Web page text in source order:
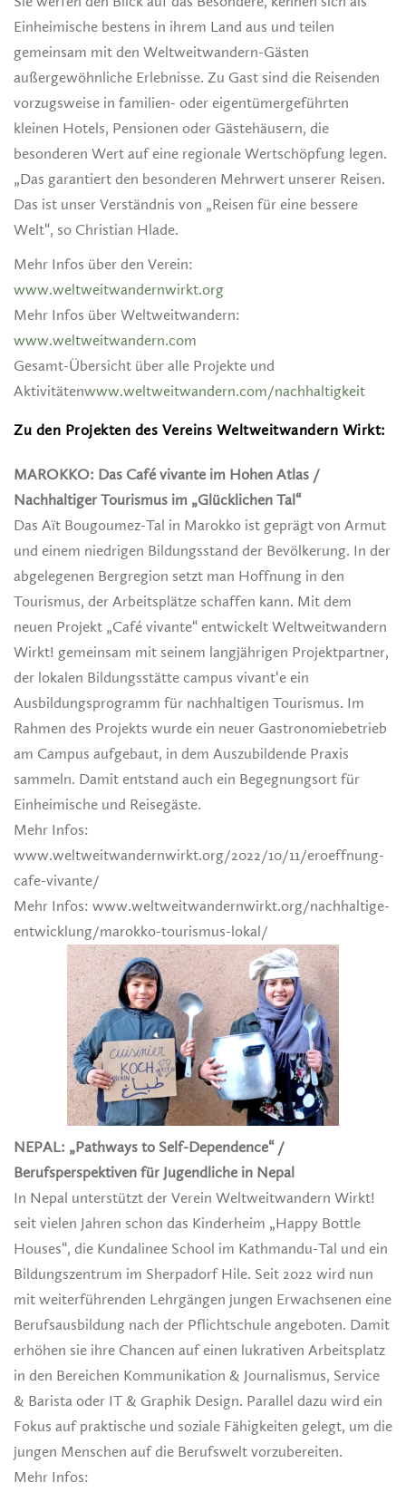
Einheimische bestens in ihrem Land aus und teilen
gemeinsam mit den Weltweitwandern-Gästen
außergewöhnliche Erlebnisse. Zu Gast sind die Reisenden
vorzugsweise in familien- oder eigentümergeführten
kleinen Hotels, Pensionen oder Gästehäusern, die
besonderen Wert auf eine regionale Wertschöpfung legen.
„Das garantiert den besonderen Mehrwert unserer Reisen.
Das ist unser Verständnis von „Reisen für eine bessere
Welt“, so Christian Hlade.
Mehr Infos über den Verein:
www.weltweitwandernwirkt.org
Mehr Infos über Weltweitwandern:
www.weltweitwandern.com
Gesamt-Übersicht über alle Projekte und
Aktivitätenwww.weltweitwandern.com/nachhaltigkeit
Zu den Projekten des Vereins Weltweitwandern Wirkt:
MAROKKO: Das Café vivante im Hohen Atlas /
Nachhaltiger Tourismus im „Glücklichen Tal“
Das Aït Bougoumez-Tal in Marokko ist geprägt von Armut
und einem niedrigen Bildungsstand der Bevölkerung. In der
abgelegenen Bergregion setzt man Hoffnung in den
Tourismus, der Arbeitsplätze schaffen kann. Mit dem
neuen Projekt „Café vivante“ entwickelt Weltweitwandern
Wirkt! gemeinsam mit seinem langjährigen Projektpartner,
der lokalen Bildungsstätte campus vivant‘e ein
Ausbildungsprogramm für nachhaltigen Tourismus. Im
Rahmen des Projekts wurde ein neuer Gastronomiebetrieb
am Campus aufgebaut, in dem Auszubildende Praxis
sammeln. Damit entstand auch ein Begegnungsort für
Einheimische und Reisegäste.
Mehr Infos:
www.weltweitwandernwirkt.org/2022/10/11/eroeffnung-
cafe-vivante/
Mehr Infos: www.weltweitwandernwirkt.org/nachhaltige-
entwicklung/marokko-tourismus-lokal/
NEPAL: „Pathways to Self-Dependence“ /
Berufsperspektiven für Jugendliche in Nepal
In Nepal unterstützt der Verein Weltweitwandern Wirkt!
seit vielen Jahren schon das Kinderheim „Happy Bottle
Houses“, die Kundalinee School im Kathmandu-Tal und ein
Bildungszentrum im Sherpadorf Hile. Seit 2022 wird nun
mit weiterführenden Lehrgängen jungen Erwachsenen eine
Berufsausbildung nach der Pflichtschule angeboten. Damit
erhöhen sie ihre Chancen auf einen lukrativen Arbeitsplatz
in den Bereichen Kommunikation & Journalismus, Service
& Barista oder IT & Graphik Design. Parallel dazu wird ein
Fokus auf praktische und soziale Fähigkeiten gelegt, um die
jungen Menschen auf die Berufswelt vorzubereiten.
Mehr Infos: